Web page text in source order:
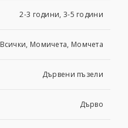
2-3 години, 3-5 години
Всички, Момичета, Момчета
Дървени пъзели
Дърво